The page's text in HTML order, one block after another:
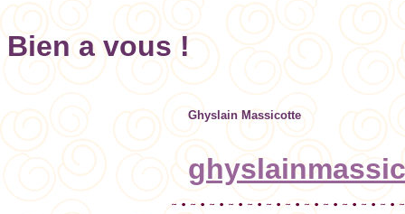
Bien a vous !
Ghyslain Massicotte